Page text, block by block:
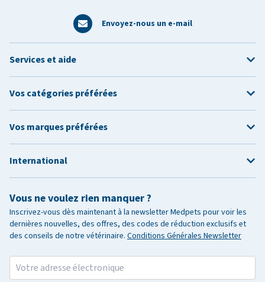
Envoyez-nous un e-mail
Vous ne voulez rien manquer ?
Inscrivez-vous dès maintenant à la newsletter Medpets pour voir les
dernières nouvelles, des offres, des codes de réduction exclusifs et
des conseils de notre vétérinaire. Conditions Générales Newsletter
Services et aide
Vos catégories préférées
Vos marques préférées
International